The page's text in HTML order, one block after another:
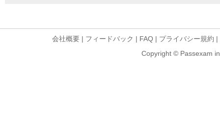
会社概要 | フィードバック | FAQ | プライバシー規約 |
Copyright © Passexam